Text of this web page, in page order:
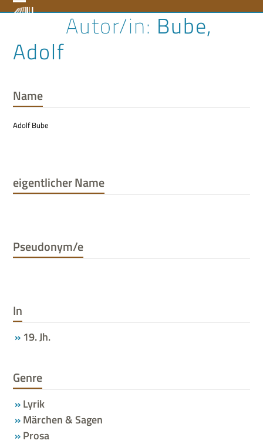
to Open
menu
Close
menu
Bube,
Adolf
Name
Adolf Bube
eigentlicher Name
Pseudonym/e
In
19. Jh.
Genre
Lyrik
Märchen & Sagen
Prosa